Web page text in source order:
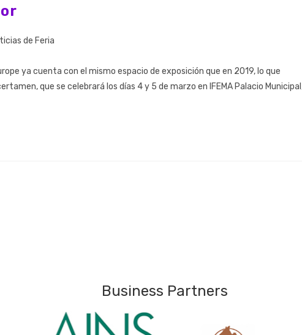
de Feria
ya cuenta con el mismo espacio de exposición que en 2019, lo que
que se celebrará los días 4 y 5 de marzo en IFEMA Palacio
Business Partners